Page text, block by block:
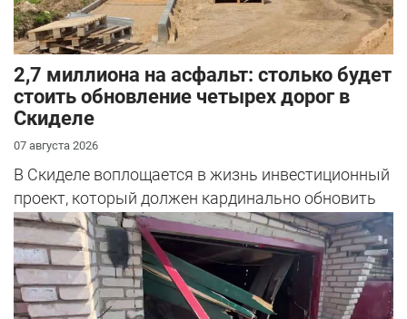
2,7 миллиона на асфальт: столько будет
стоить обновление четырех дорог в
Скиделе
07 августа 2026
В Скиделе воплощается в жизнь инвестиционный
проект, который должен кардинально обновить
облик сразу четырех улиц: Богуш...